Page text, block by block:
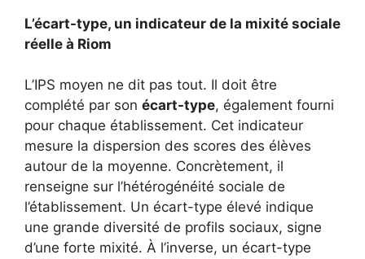
L’écart-type, un indicateur de la mixité sociale
réelle à Riom
L’IPS moyen ne dit pas tout. Il doit être
complété par son écart-type, également fourni
pour chaque établissement. Cet indicateur
mesure la dispersion des scores des élèves
autour de la moyenne. Concrètement, il
renseigne sur l’hétérogénéité sociale de
l’établissement. Un écart-type élevé indique
une grande diversité de profils sociaux, signe
d’une forte mixité. À l’inverse, un écart-type